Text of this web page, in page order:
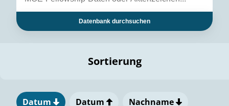
Datenbank durchsuchen
Sortierung
Datum Datum Nachname